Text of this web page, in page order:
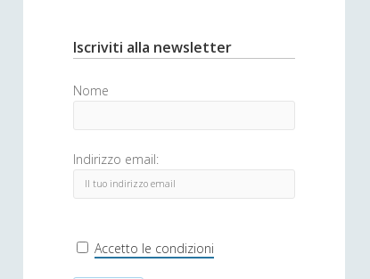
i
t
r
c
b
o
k
u
u
e
S
i
e
b
r
Iscriviti alla newsletter
Nome
Indirizzo email:
Accetto le condizioni